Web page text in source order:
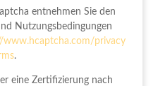
entnehmen Sie den
Nutzungsbedingungen
www.hcaptcha.com/privacy
.
eine Zertifizierung nach